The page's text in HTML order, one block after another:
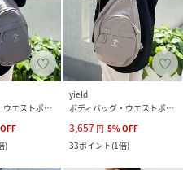
ボディバッグ・ウエストポーチ
OFF
)
yield
ボディバッグ・ウエストポーチ
3,657 円 5%OFF
33ポイント(1倍)